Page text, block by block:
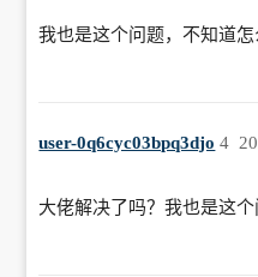
我也是这个问题，不知道
user-0q6cyc03bpq3djo 4
大佬解决了吗？我也是这个